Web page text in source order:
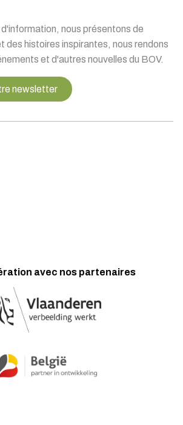
nous présentons de
des histoires inspirantes, nous rendons
et d'autres nouvelles du BOV.
newsletter
avec nos partenaires